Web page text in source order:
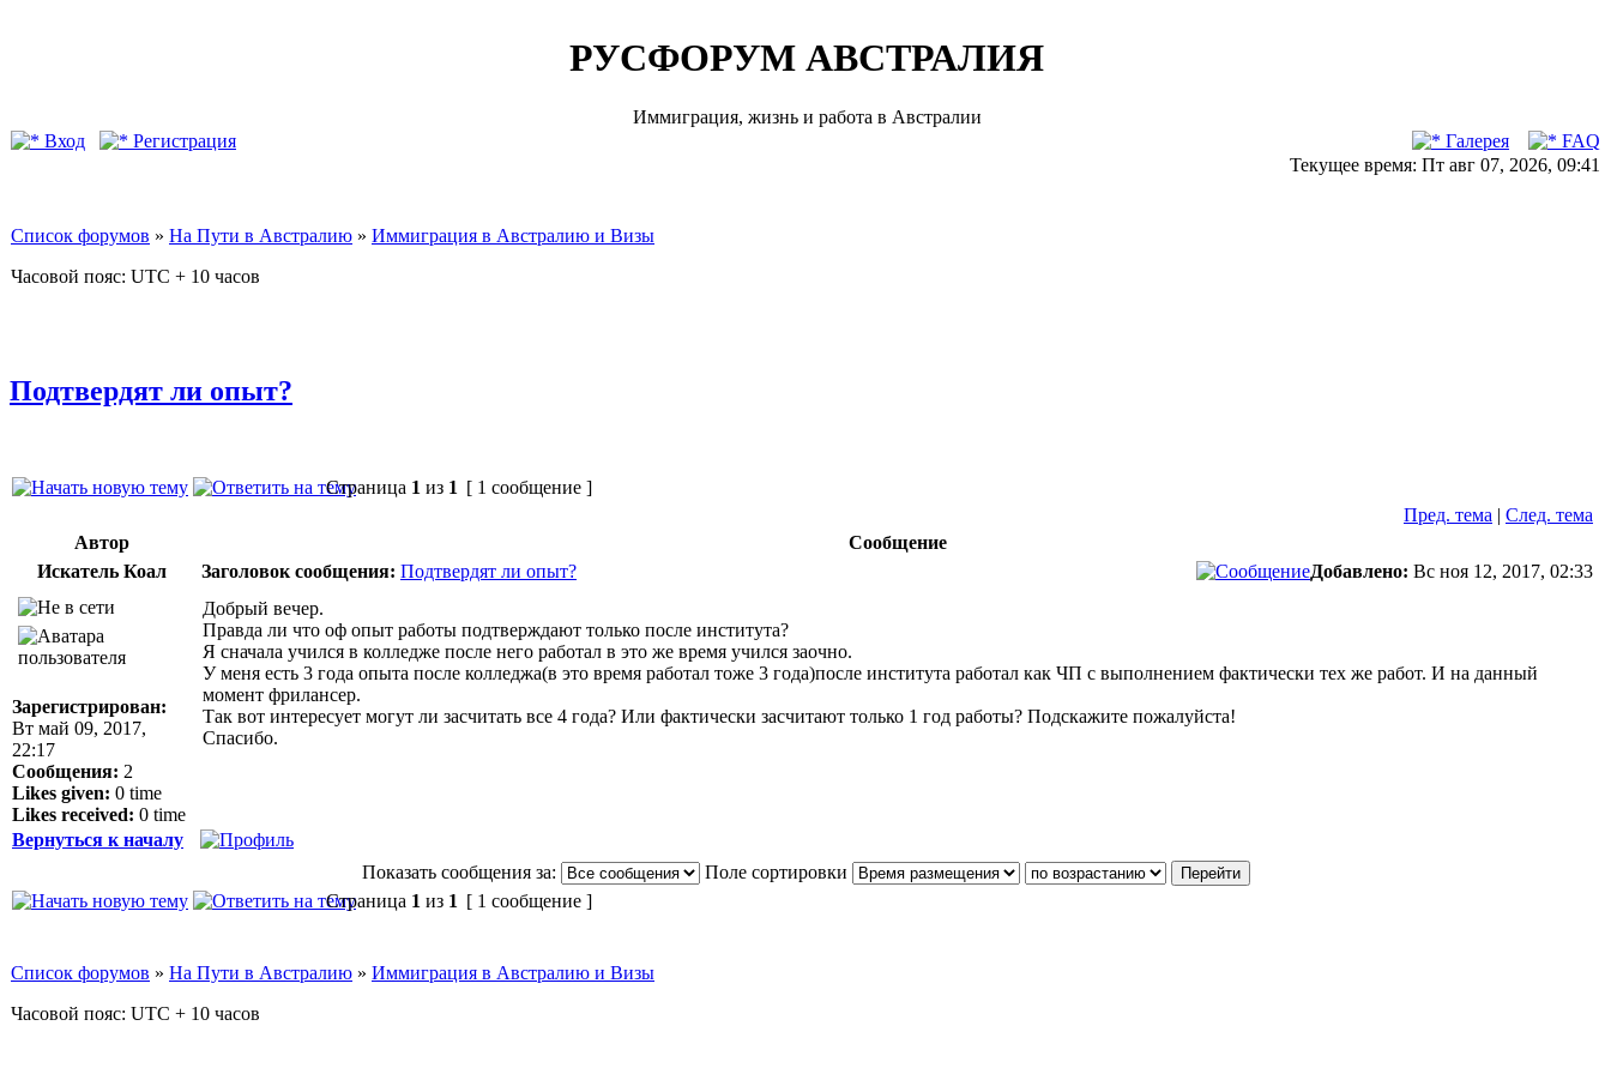
РУСФОРУМ АВСТРАЛИЯ
Иммиграция, жизнь и работа в Австралии
Вход
Регистрация Галерея
FAQ
Текущее время: Пт авг 07, 2026, 09:41
Список форумов » На Пути в Австралию » Иммиграция в Австралию и Визы
Часовой пояс: UTC + 10 часов
Подтвердят ли опыт?
Страница 1 из 1 [ 1 сообщение ]
Пред. тема | След. тема
Автор
Сообщение
Искатель Коал
Заголовок сообщения: Подтвердят ли опыт? Добавлено: Вс ноя 12, 2017, 02:33
Зарегистрирован:
Вт май 09, 2017,
22:17
Сообщения: 2
Likes given: 0 time
Likes received: 0 time
Добрый вечер.
Правда ли что оф опыт работы подтверждают только после института?
Я сначала учился в колледже после него работал в это же время учился заочно.
У меня есть 3 года опыта после колледжа(в это время работал тоже 3 года)после института работал как ЧП с выполнением фактически тех же работ. И на данный
момент фрилансер.
Так вот интересует могут ли засчитать все 4 года? Или фактически засчитают только 1 год работы? Подскажите пожалуйста!
Спасибо.
Вернуться к началу
Показать сообщения за:
Поле сортировки
Страница 1 из 1 [ 1 сообщение ]
Список форумов » На Пути в Австралию » Иммиграция в Австралию и Визы
Часовой пояс: UTC + 10 часов